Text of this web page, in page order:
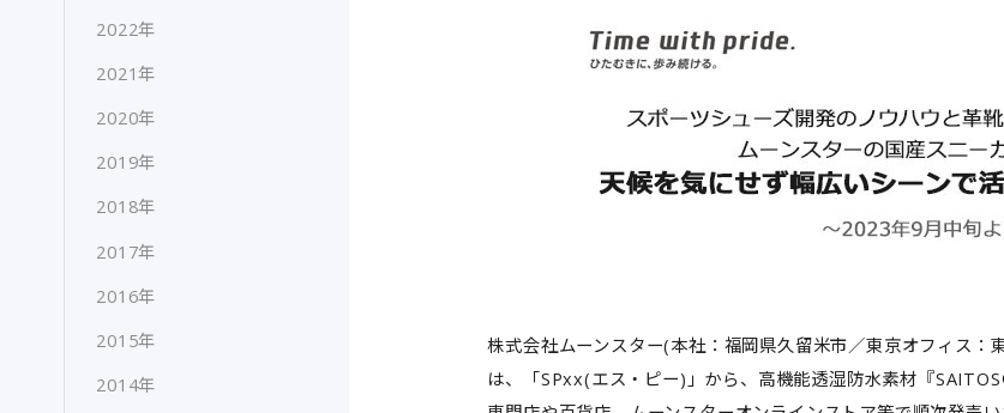
2022年
2021年
2020年
2019年
2018年
2017年
2016年
2015年
2014年
株式会社ムーンスター(本社：福岡県久留米市／東京オフィス：
は、「SPxx(エス・ピー)」から、高機能透湿防水素材『